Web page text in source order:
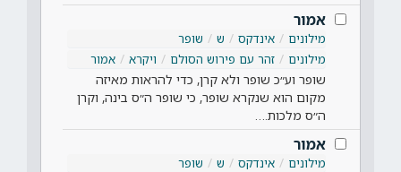
אמור
מילונים אינדקס ש
שופר
מילונים
זהר עם פירוש הסולם ויקרא אמור
שופר וע״כ שופר ולא קרן, כדי להראות מאיזה
מקום הוא שנקרא שופר, כי שופר ה״ס בינה, וקרן
ה״ס מלכות.…
אמור
מילונים אינדקס ש
שופר